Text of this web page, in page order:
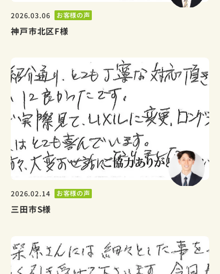
2026.03.06 お客様の声
神戸市北区F様
2026.02.14 お客様の声
三田市S様